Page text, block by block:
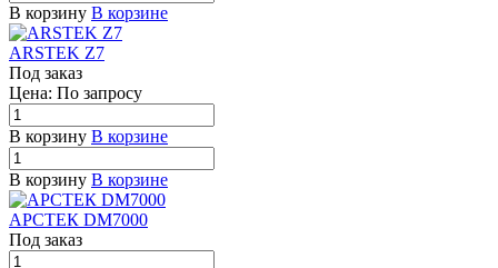
В корзину В корзине
ARSTEK Z7
Под заказ
Цена: По запросу
В корзину В корзине
В корзину В корзине
АРСТЕК DM7000
Под заказ